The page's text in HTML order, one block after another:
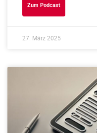
Zum Podcast
27. März 2025